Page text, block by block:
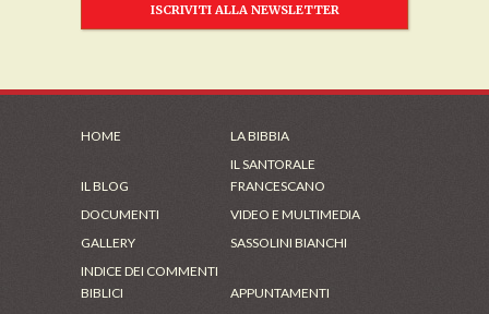
ISCRIVITI ALLA NEWSLETTER
HOME LA BIBBIA
IL BLOG
IL SANTORALE
FRANCESCANO
DOCUMENTI
VIDEO E MULTIMEDIA
GALLERY
SASSOLINI BIANCHI
INDICE DEI COMMENTI
BIBLICI
APPUNTAMENTI